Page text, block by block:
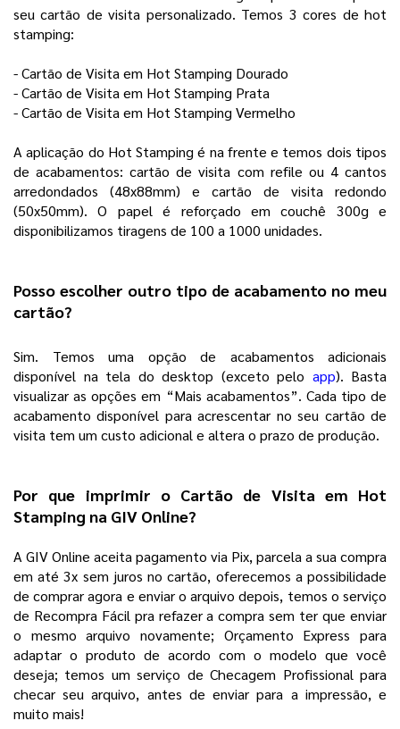
seu cartão de visita personalizado. Temos 3 cores de hot
stamping:
- Cartão de Visita em Hot Stamping Dourado
- Cartão de Visita em Hot Stamping Prata
- Cartão de Visita em Hot Stamping Vermelho
A aplicação do Hot Stamping é na frente e temos dois tipos
de acabamentos: cartão de visita com refile ou 4 cantos
arredondados (48x88mm) e cartão de visita redondo
(50x50mm). O papel é reforçado em couchê 300g e
disponibilizamos tiragens de 100 a 1000 unidades.
Posso escolher outro tipo de acabamento no meu
cartão?
Sim. Temos uma opção de acabamentos adicionais
disponível na tela do desktop (exceto pelo app). Basta
visualizar as opções em “Mais acabamentos”. Cada tipo de
acabamento disponível para acrescentar no seu cartão de
visita tem um custo adicional e altera o prazo de produção.
Por que imprimir o Cartão de Visita em Hot
Stamping na GIV Online?
A GIV Online aceita pagamento via Pix, parcela a sua compra
em até 3x sem juros no cartão, oferecemos a possibilidade
de comprar agora e enviar o arquivo depois, temos o serviço
de Recompra Fácil pra refazer a compra sem ter que enviar
o mesmo arquivo novamente; Orçamento Express para
adaptar o produto de acordo com o modelo que você
deseja; temos um serviço de Checagem Profissional para
checar seu arquivo, antes de enviar para a impressão, e
muito mais!